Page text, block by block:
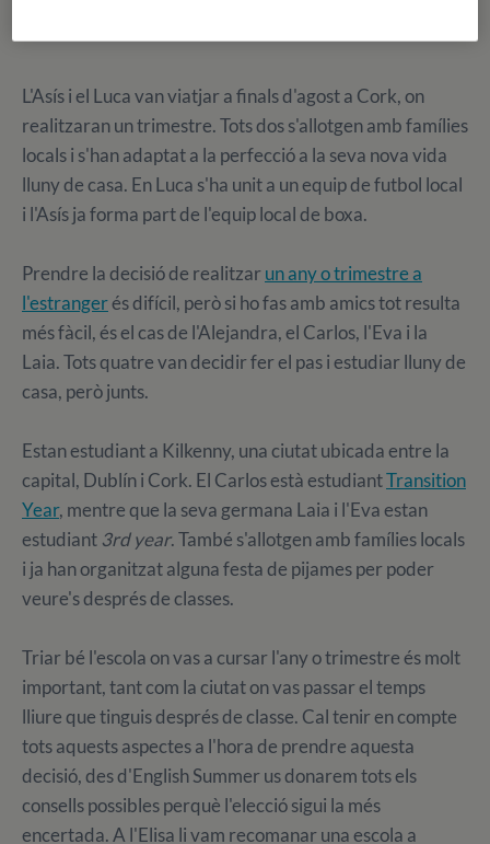
L'Asís i el Luca van viatjar a finals d'agost a Cork, on
realitzaran un trimestre. Tots dos s'allotgen amb famílies
locals i s'han adaptat a la perfecció a la seva nova vida
lluny de casa. En Luca s'ha unit a un equip de futbol local
i l'Asís ja forma part de l'equip local de boxa.
Prendre la decisió de realitzarun any o trimestre a
l'estrangerés difícil, però si ho fas amb amics tot resulta
més fàcil, és el cas de l'Alejandra, el Carlos, l'Eva i la
Laia. Tots quatre van decidir fer el pas i estudiar lluny de
casa, però junts.
Estan estudiant a Kilkenny, una ciutat ubicada entre la
capital, Dublín i Cork. El Carlos està estudiantTransition
Year, mentre que la seva germana Laia i l'Eva estan
estudiant 3rd year. També s'allotgen amb famílies locals
i ja han organitzat alguna festa de pijames per poder
veure's després de classes.
Triar bé l'escola on vas a cursar l'any o trimestre és molt
important, tant com la ciutat on vas passar el temps
lliure que tinguis després de classe. Cal tenir en compte
tots aquests aspectes a l'hora de prendre aquesta
decisió, des d'English Summer us donarem tots els
consells possibles perquè l'elecció sigui la més
encertada. A l'Elisa li vam recomanar una escola a